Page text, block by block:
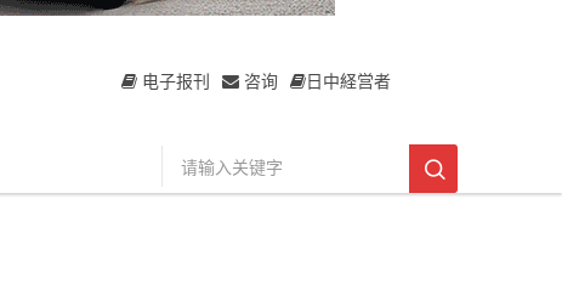
电子报刊 咨询 日中経営者